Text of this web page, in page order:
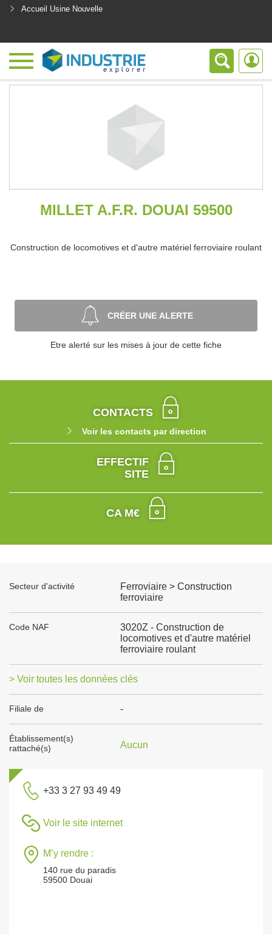
Accueil Usine Nouvelle
MILLET A.F.R. DOUAI 59500
Construction de locomotives et d'autre matériel ferroviaire roulant
CRÉER UNE ALERTE
Etre alerté sur les mises à jour de cette fiche
CONTACTS
Voir les contacts par direction
EFFECTIF
SITE
CA M€
Secteur d'activité
Ferroviaire > Construction
ferroviaire
Code NAF
3020Z - Construction de
locomotives et d'autre matériel
ferroviaire roulant
> Voir toutes les données clés
Filiale de -
Établissement(s)
rattaché(s)
Aucun
+33 3 27 93 49 49
Voir le site internet
M’y rendre :
140 rue du paradis
59500 Douai